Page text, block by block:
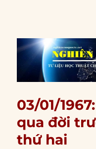
03/01/
qua đời
thứ hai